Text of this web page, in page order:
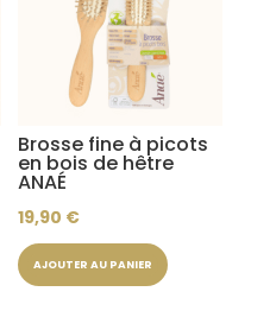
Brosse fine à picots
en bois de hêtre
ANAÉ
19,90 €
AJOUTER AU PANIER